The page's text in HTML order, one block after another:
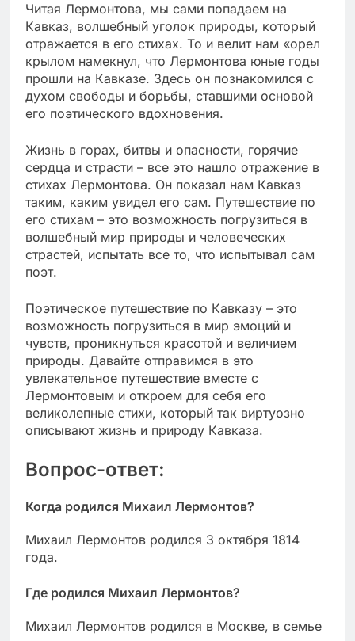
Читая Лермонтова, мы сами попадаем на
Кавказ, волшебный уголок природы, который
отражается в его стихах. То и велит нам «орел
крылом намекнул, что Лермонтова юные годы
прошли на Кавказе. Здесь он познакомился с
духом свободы и борьбы, ставшими основой
его поэтического вдохновения.
Жизнь в горах, битвы и опасности, горячие
сердца и страсти – все это нашло отражение в
стихах Лермонтова. Он показал нам Кавказ
таким, каким увидел его сам. Путешествие по
его стихам – это возможность погрузиться в
волшебный мир природы и человеческих
страстей, испытать все то, что испытывал сам
поэт.
Поэтическое путешествие по Кавказу – это
возможность погрузиться в мир эмоций и
чувств, проникнуться красотой и величием
природы. Давайте отправимся в это
увлекательное путешествие вместе с
Лермонтовым и откроем для себя его
великолепные стихи, который так виртуозно
описывают жизнь и природу Кавказа.
Вопрос-ответ:
Когда родился Михаил Лермонтов?
Михаил Лермонтов родился 3 октября 1814
года.
Где родился Михаил Лермонтов?
Михаил Лермонтов родился в Москве, в семье